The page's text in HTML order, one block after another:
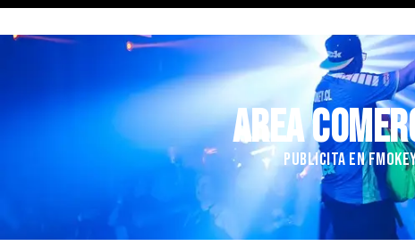
AREA
PUBLICITA EN